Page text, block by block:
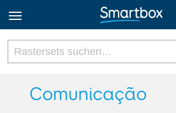
Online Grids
Comunicação